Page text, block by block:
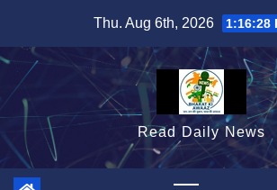
content
Thu. Aug 6th, 2026 1:16:29
Read Daily News